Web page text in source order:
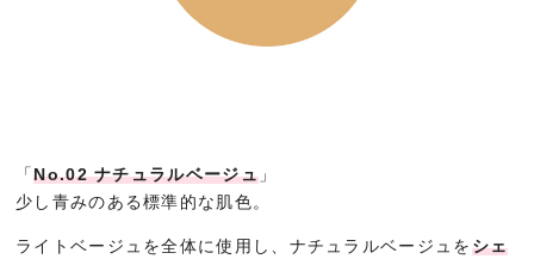
「No.02 ナチュラルベージュ」
少し青みのある標準的な肌色。
ライトベージュを全体に使用し、ナチュラルベージュをシェ